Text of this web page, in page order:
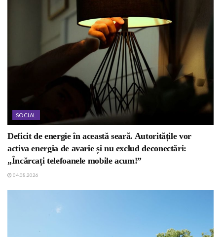
SOCIAL
Deficit de energie în această seară. Autoritățile vor
activa energia de avarie și nu exclud deconectări:
„Încărcați telefoanele mobile acum!”
04.08.2026